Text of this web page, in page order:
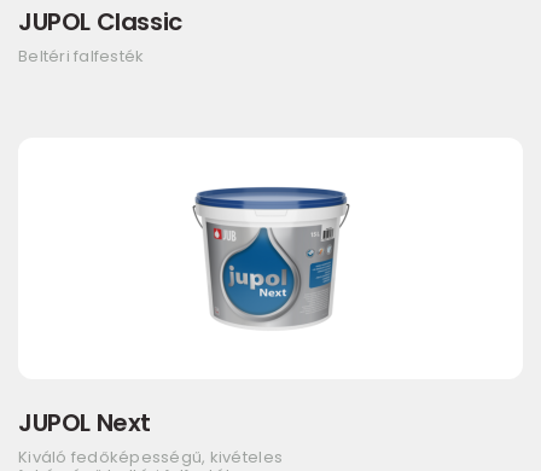
JUPOL Classic
Beltéri falfesték
JUPOL Next
Kiváló fedőképességű, kivételes